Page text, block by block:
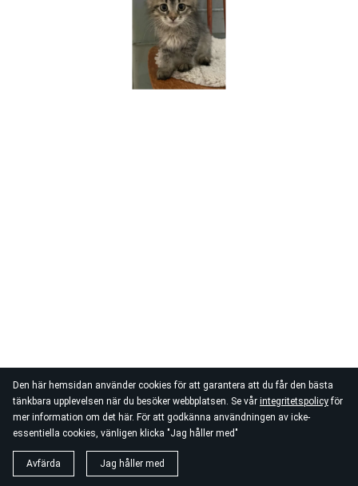
Den här hemsidan använder cookies för att garantera att du får den bästa
tänkbara upplevelsen när du besöker webbplatsen. Se vår integritetspolicyför
mer information om det här. För att godkänna användningen av icke-
essentiella cookies, vänligen klicka "Jag håller med"
Avfärda Jag håller med